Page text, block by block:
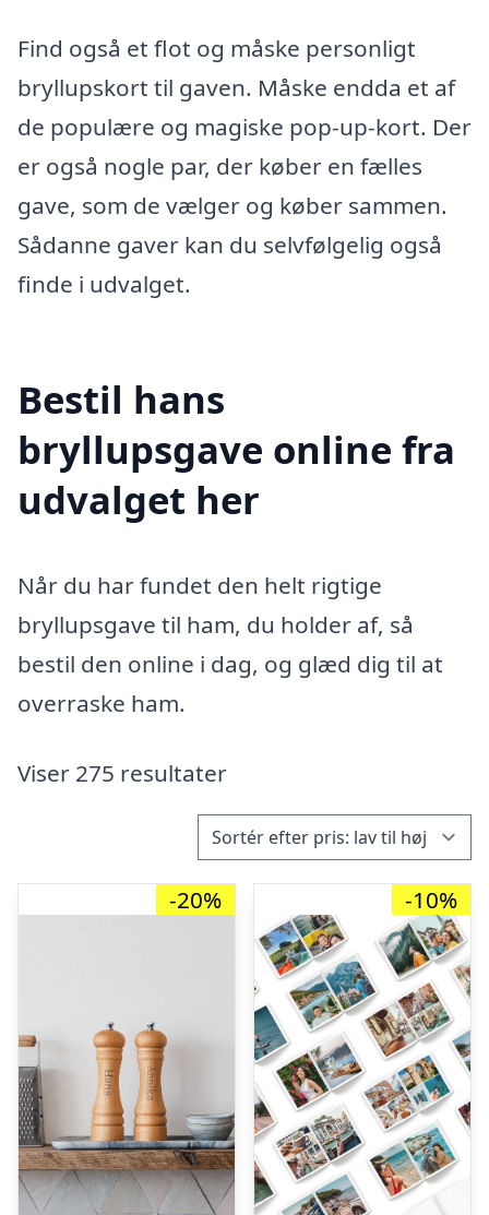
Find også et flot og måske personligt
bryllupskort til gaven. Måske endda et af
de populære og magiske pop-up-kort. Der
er også nogle par, der køber en fælles
gave, som de vælger og køber sammen.
Sådanne gaver kan du selvfølgelig også
finde i udvalget.
Bestil hans
bryllupsgave online fra
udvalget her
Når du har fundet den helt rigtige
bryllupsgave til ham, du holder af, så
bestil den online i dag, og glæd dig til at
overraske ham.
Viser 275 resultater
-20% -10%